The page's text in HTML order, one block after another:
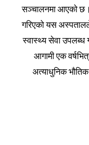
सञ्चालनमा आएको
गरिएको यस
स्वास्थ्य सेवा
आगामी एक
अत्याधुनिक